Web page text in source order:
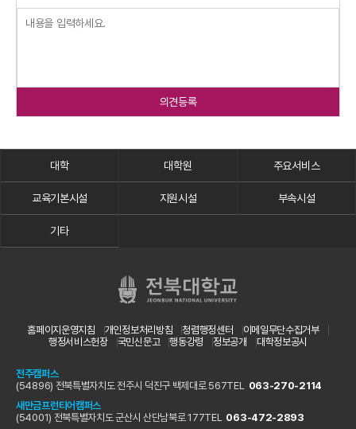
의견등록
대학 대학원 주요서비스
교육기본시설 지원시설 부속시설
기타
홈페이지운영지침 개인정보처리방침 청렴행정센터
이메일무단수집거부
행정서비스헌장
국민신문고 행동강령 정보공개 대학정보공시
전주캠퍼스
(54896) 전북특별자치도 전주시 덕진구 백제대로 567TEL 063-270-2114
새만금프런티어캠퍼스
(54001) 전북특별자치도 군산시 산단남북로 177TEL 063-472-2893